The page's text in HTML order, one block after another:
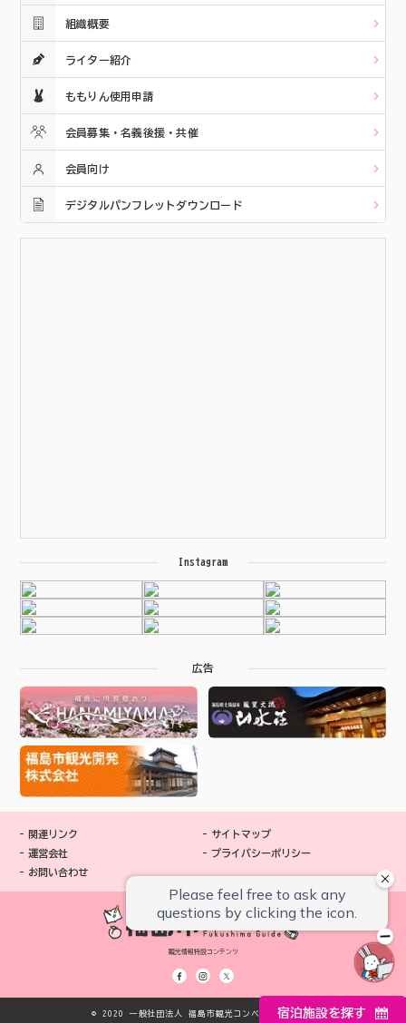
宿泊施設を探す
組織概要
ライター紹介
ももりん使用申請
会員募集・名義後援・共催
会員向け
デジタルパンフレットダウンロード
Instagram
広告
関連リンク
運営会社
お問い合わせ
サイトマップ
プライバシーポリシー
観光情報特設コンテンツ
© 2020 一般社団法人 福島市観光コンベンション協会